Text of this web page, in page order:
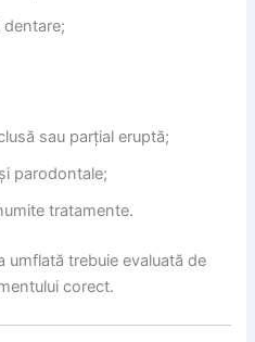
dentare;
sau parțial eruptă;
parodontale;
tratamente.
umflată trebuie evaluată de
corect.